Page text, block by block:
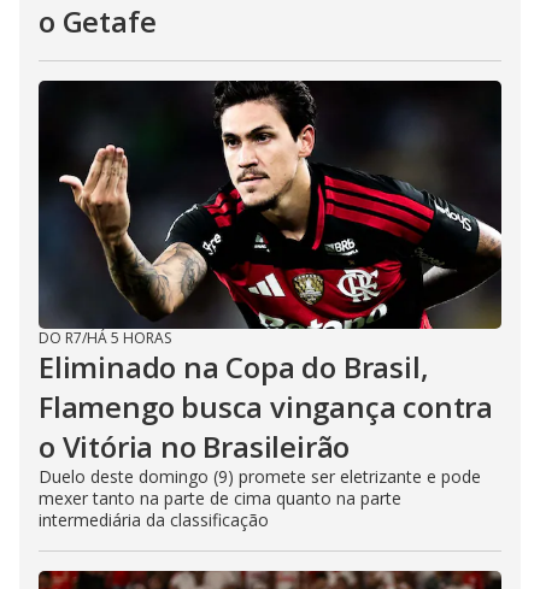
o Getafe
DO R7/HÁ 5 HORAS
Eliminado na Copa do Brasil,
Flamengo busca vingança contra
o Vitória no Brasileirão
Duelo deste domingo (9) promete ser eletrizante e pode
mexer tanto na parte de cima quanto na parte
intermediária da classificação